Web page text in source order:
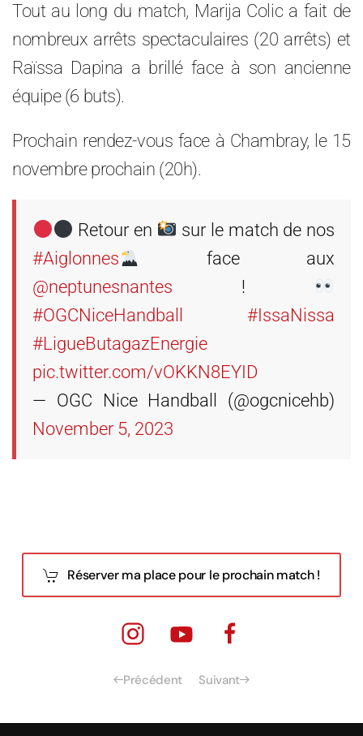
Tout au long du match, Marija Colic a fait de
nombreux arrêts spectaculaires (20 arrêts) et
Raïssa Dapina a brillé face à son ancienne
équipe (6 buts).
Prochain rendez-vous face à Chambray, le 15
novembre prochain (20h).
Retour en
sur le match de nos
#Aiglonnes
face aux
@neptunesnantes !
#OGCNiceHandball
#IssaNissa
#LigueButagazEnergie
pic.twitter.com/vOKKN8EYID
— OGC Nice Handball (@ogcnicehb)
November 5, 2023
Réserver ma place pour le prochain match !
Précédent Suivant